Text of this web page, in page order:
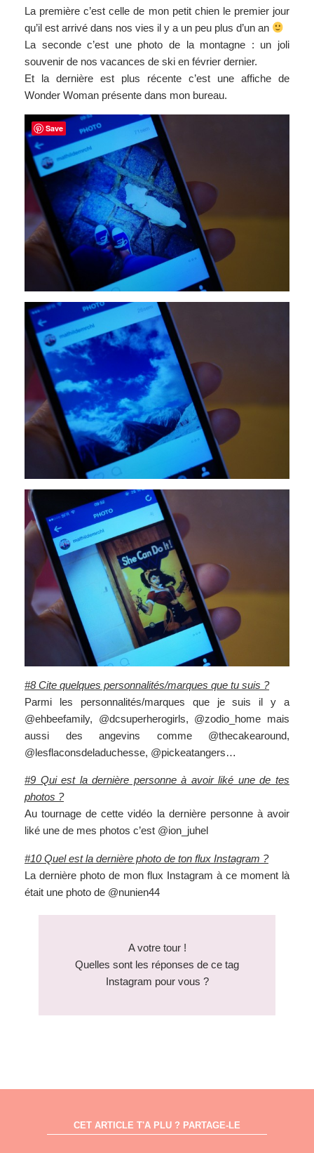
La première c’est celle de mon petit chien le premier jour
qu’il est arrivé dans nos vies il y a un peu plus d’un an
La seconde c’est une photo de la montagne : un joli
souvenir de nos vacances de ski en février dernier.
Et la dernière est plus récente c’est une affiche de
Wonder Woman présente dans mon bureau.
#8 Cite quelques personnalités/marques que tu suis ?
Parmi les personnalités/marques que je suis il y a
@ehbeefamily, @dcsuperherogirls, @zodio_home mais
aussi des angevins comme @thecakearound,
@lesflaconsdeladuchesse, @pickeatangers…
#9 Qui est la dernière personne à avoir liké une de tes
photos ?
Au tournage de cette vidéo la dernière personne à avoir
liké une de mes photos c’est @ion_juhel
#10 Quel est la dernière photo de ton flux Instagram ?
La dernière photo de mon flux Instagram à ce moment là
était une photo de @nunien44
A votre tour !
Quelles sont les réponses de ce tag
Instagram pour vous ?
CET ARTICLE T'A PLU ? PARTAGE-LE
Save